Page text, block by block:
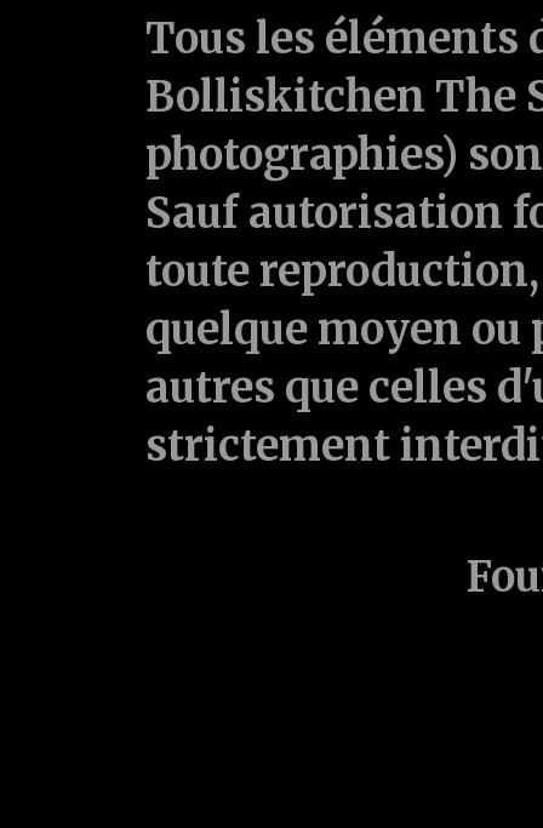
Tous les
Bolliskitchen The
photographies)
Sauf autorisation
toute
quelque moyen ou
autres que celles
strictement